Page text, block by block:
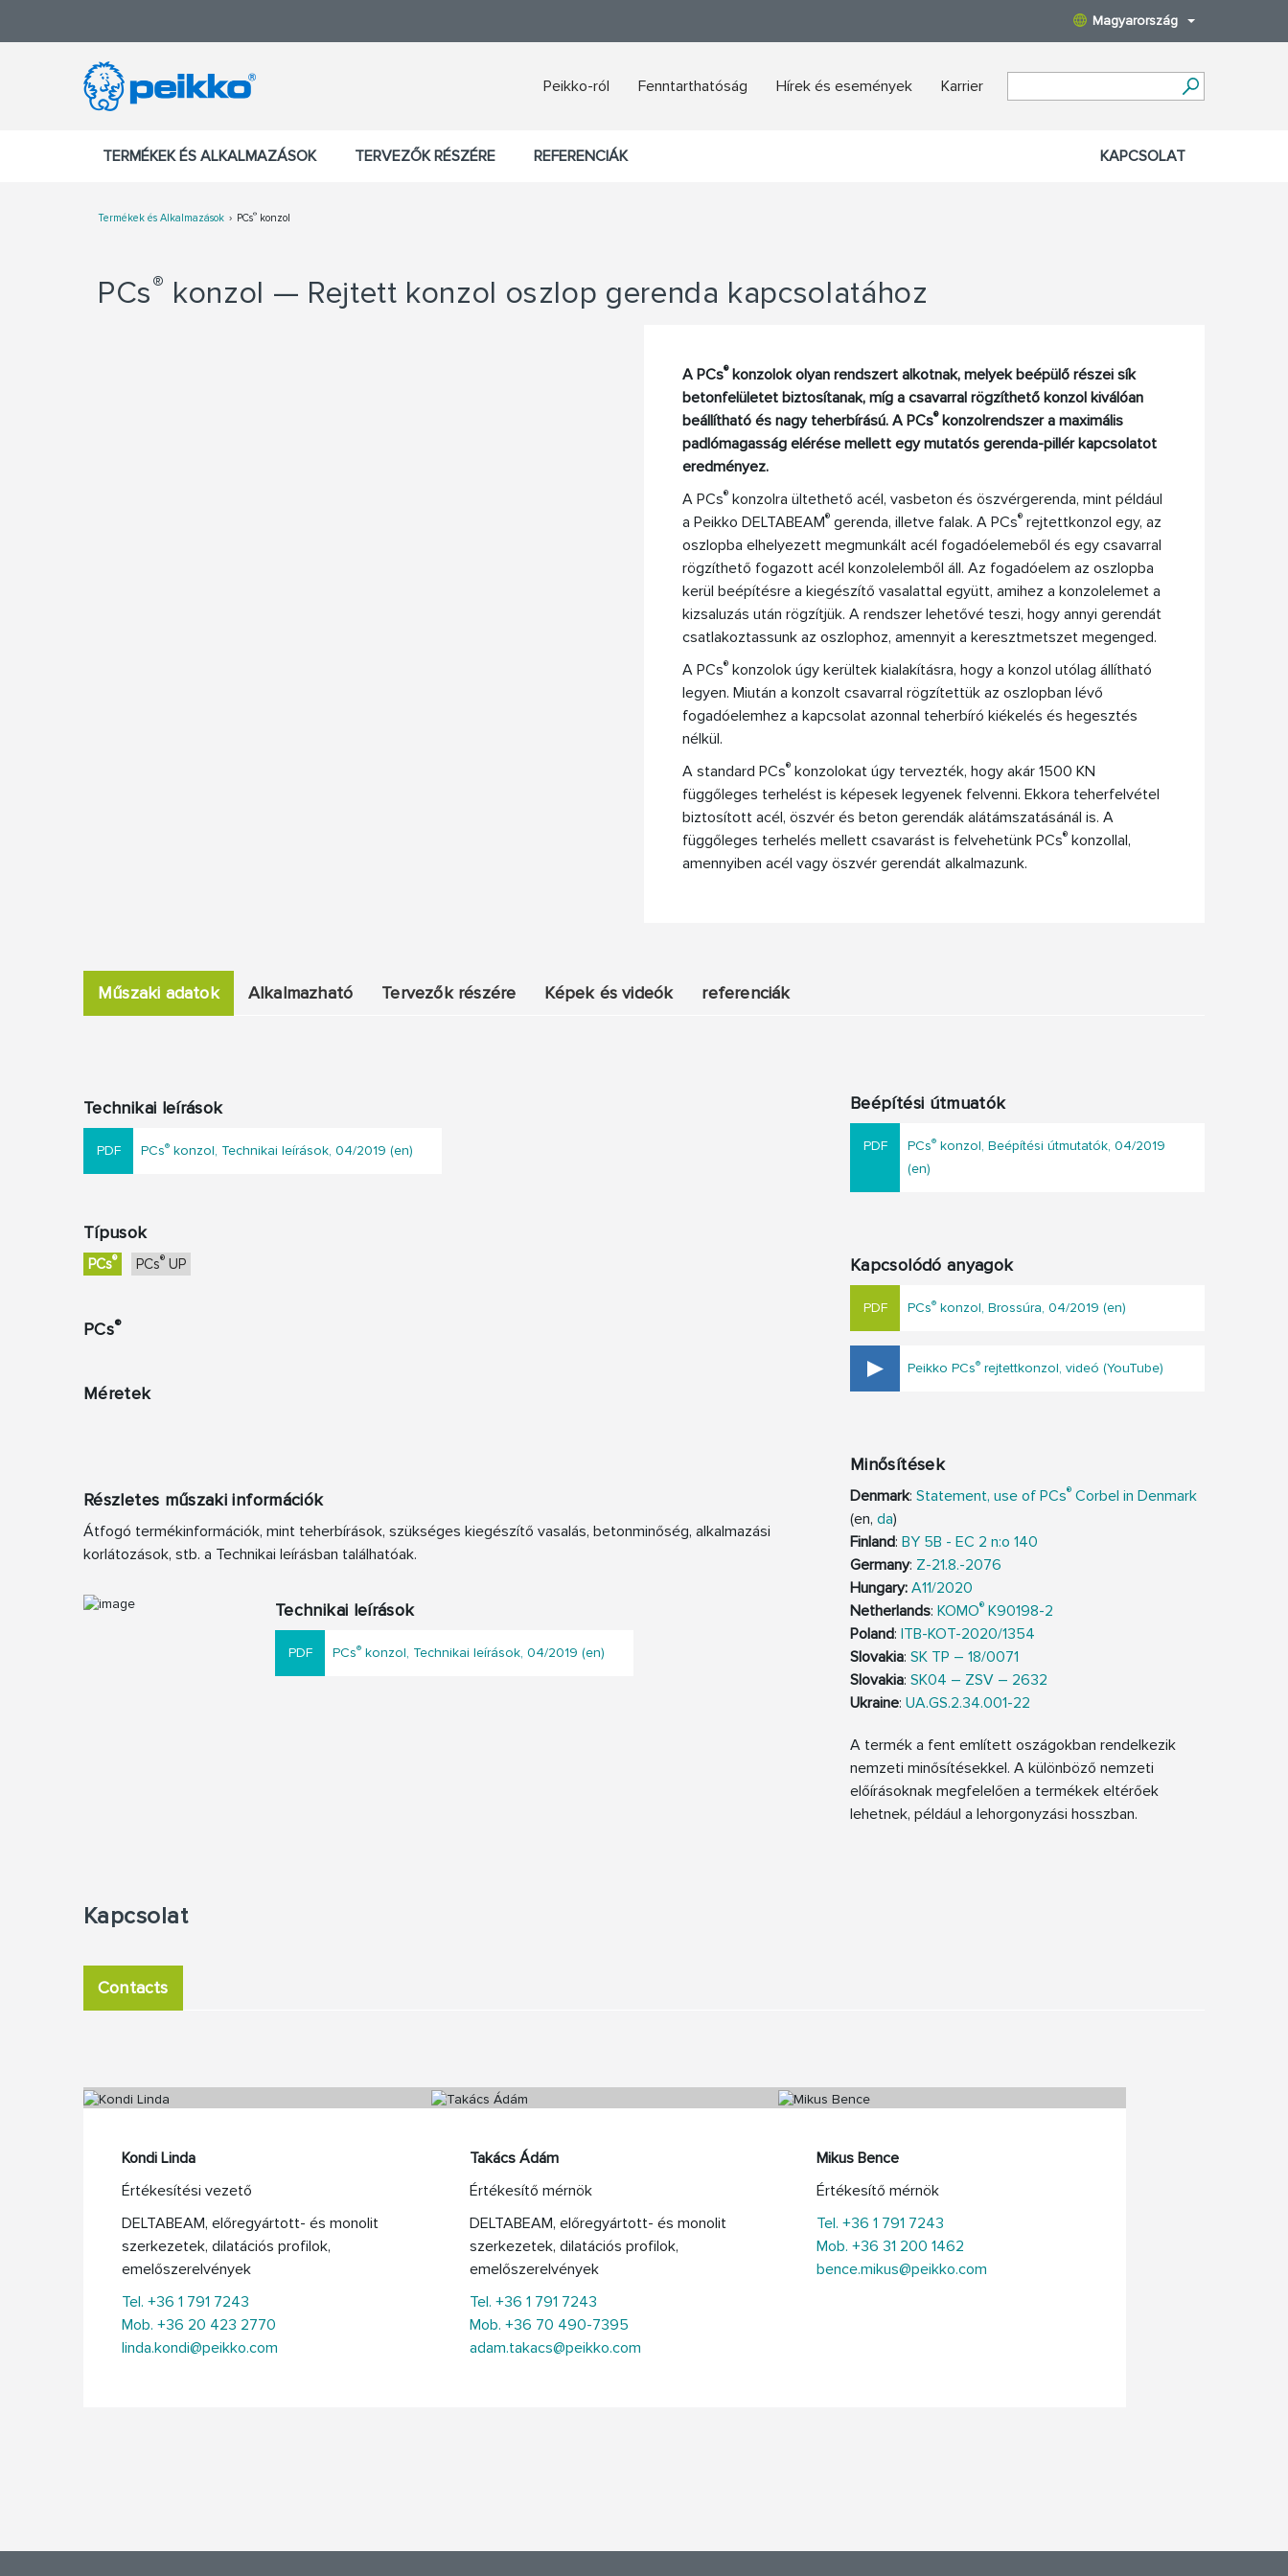
Magyarország
Peikko-ról Fenntarthatóság Hírek és események Karrier
TERMÉKEK ÉS ALKALMAZÁSOK TERVEZŐK RÉSZÉRE REFERENCIÁK KAPCSOLAT
Termékek és Alkalmazások PCs® konzol
PCs® konzol — Rejtett konzol oszlop gerenda kapcsolatához
A PCs®konzolok olyan rendszert alkotnak, melyek beépülő részei sík
betonfelületet biztosítanak, míg a csavarral rögzíthető konzol kiválóan
beállítható és nagy teherbírású. A PCs®konzolrendszer a maximális
padlómagasság elérése mellett egy mutatós gerenda-pillér kapcsolatot
eredményez.
A PCs® konzolra ültethető acél, vasbeton és öszvérgerenda, mint például
a Peikko DELTABEAM® gerenda, illetve falak. A PCs® rejtettkonzol egy, az
oszlopba elhelyezett megmunkált acél fogadóelemeből és egy csavarral
rögzíthető fogazott acél konzolelemből áll. Az fogadóelem az oszlopba
kerül beépítésre a kiegészítő vasalattal együtt, amihez a konzolelemet a
kizsaluzás után rögzítjük. A rendszer lehetővé teszi, hogy annyi gerendát
csatlakoztassunk az oszlophoz, amennyit a keresztmetszet megenged.
A PCs® konzolok úgy kerültek kialakításra, hogy a konzol utólag állítható
legyen. Miután a konzolt csavarral rögzítettük az oszlopban lévő
fogadóelemhez a kapcsolat azonnal teherbíró kiékelés és hegesztés
nélkül.
A standard PCs® konzolokat úgy tervezték, hogy akár 1500 KN
függőleges terhelést is képesek legyenek felvenni. Ekkora teherfelvétel
biztosított acél, öszvér és beton gerendák alátámszatásánál is. A
függőleges terhelés mellett csavarást is felvehetünk PCs® konzollal,
amennyiben acél vagy öszvér gerendát alkalmazunk.
Műszaki adatok Alkalmazható Tervezők részére Képek és videók referenciák
Technikai leírások
PCs® konzol, Technikai leírások, 04/2019 (en)
Típusok
PCs® PCs® UP
PCs®
Méretek
Részletes műszaki információk
Átfogó termékinformációk, mint teherbírások, szükséges kiegészítő vasalás, betonminőség, alkalmazási
korlátozások, stb. a Technikai leírásban találhatóak.
Technikai leírások
PCs® konzol, Technikai leírások, 04/2019 (en)
Beépítési útmuatók
PCs® konzol, Beépítési útmutatók, 04/2019
(en)
Kapcsolódó anyagok
PCs® konzol, Brossúra, 04/2019 (en)
Peikko PCs® rejtettkonzol, videó (YouTube)
Minősítések
Denmark: Statement, use of PCs® Corbel in Denmark
(en, da)
Finland: BY 5B - EC 2 n:o 140
Germany: Z-21.8.-2076
Hungary: A11/2020
Netherlands: KOMO® K90198-2
Poland: ITB-KOT-2020/1354
Slovakia: SK TP – 18/0071
Slovakia: SK04 – ZSV – 2632
Ukraine: UA.GS.2.34.001-22
A termék a fent említett oszágokban rendelkezik
nemzeti minősítésekkel. A különböző nemzeti
előírásoknak megfelelően a termékek eltérőek
lehetnek, például a lehorgonyzási hosszban.
Kapcsolat
Contacts
Kondi Linda
Értékesítési vezető
DELTABEAM, előregyártott- és monolit
szerkezetek, dilatációs profilok,
emelőszerelvények
Tel. +36 1 791 7243
Mob. +36 20 423 2770
linda.kondi@peikko.com
Takács Ádám
Értékesítő mérnök
DELTABEAM, előregyártott- és monolit
szerkezetek, dilatációs profilok,
emelőszerelvények
Tel. +36 1 791 7243
Mob. +36 70 490-7395
adam.takacs@peikko.com
Mikus Bence
Értékesítő mérnök
Tel. +36 1 791 7243
Mob. +36 31 200 1462
bence.mikus@peikko.com